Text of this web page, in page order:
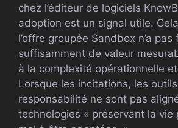
chez l’éditeur de logiciels
adoption est un signal utile.
l’offre groupée Sandbox n’a pas
suffisamment de valeur
à la complexité opérationnelle
Lorsque les incitations, les
responsabilité ne sont pas
technologies « préservant la vie